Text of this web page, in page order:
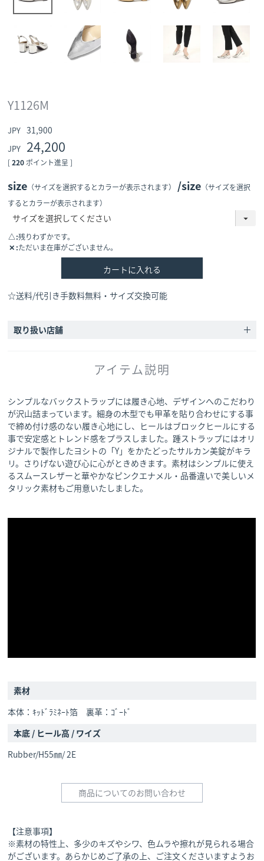
Y1126M
31,900
24,200
[ 220 ポイント進呈 ]
size （サイズを選択するとカラーが表示されます） size （サイズを選択
するとカラーが表示されます）
△ 残りわずかです。
✕ ただいま在庫がございません。
カートに入れる
☆送料/代引き手数料無料・サイズ交換可能
取り扱い店舗
アイテム説明
シンプルなバックストラップには履き心地、デザインへのこだわり
が沢山詰まっています。細身の木型でも甲革を貼り合わせにする事
で締め付け感のない履き心地にし、ヒールはブロックヒールにする
事で安定感とトレンド感をプラスしました。踵ストラップにはオリ
ジナルで製作したヨシトの「Y」をかたどったサルカン美錠がキラ
リ。さりげない遊び心に心がときめきます。素材はシンプルに使え
るスムースレザーと華やかなピンクエナメル・品番違いで美しいメ
タリック素材もご用意いたしました。
素材
本体：ｷｯﾄﾞﾗﾐﾈｰﾄ箔 裏革：ｺﾞｰﾄﾞ
本底 / ヒール高 / ワイズ
Rubber/H55㎜/ 2E
商品についてのお問い合わせ
【注意事項】
※素材の特性上、多少のキズやシワ、色ムラや擦れが見られる場合
がございます。あらかじめご了承の上、ご注文くださいますようお